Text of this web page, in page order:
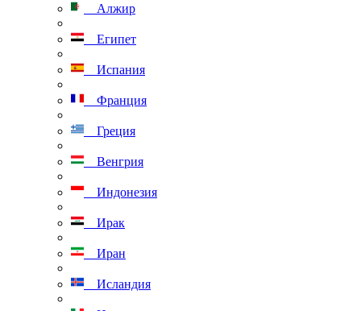
Алжир
Египет
Испания
Франция
Греция
Венгрия
Индонезия
Ирак
Иран
Исландия